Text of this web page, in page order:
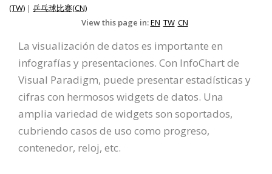
(TW) | 乒乓球比赛(CN)
View this page in:EN TW CN
La visualización de datos es importante en
infografías y presentaciones. Con InfoChart de
Visual Paradigm, puede presentar estadísticas y
cifras con hermosos widgets de datos. Una
amplia variedad de widgets son soportados,
cubriendo casos de uso como progreso,
contenedor, reloj, etc.